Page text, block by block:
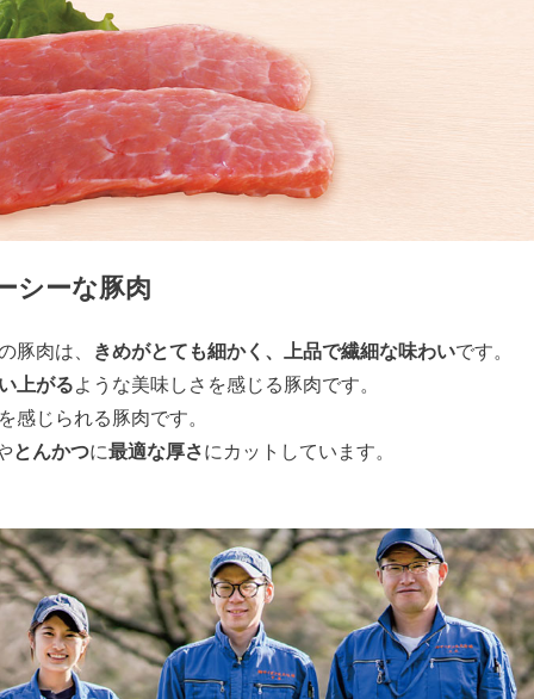
シーな豚肉
豚肉は、 きめがとても細かく、上品で繊細な味わいです。
上がるような美味しさを感じる豚肉です。
を感じられる豚肉です。
とんかつに最適な厚さにカットしています。